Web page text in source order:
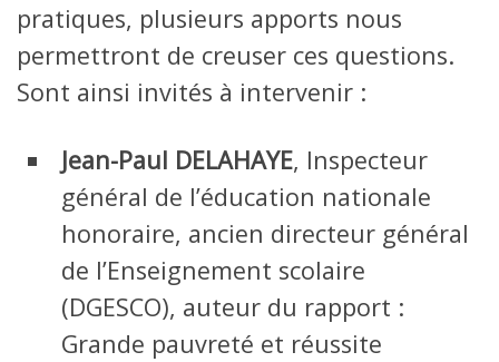
pratiques, plusieurs apports nous
permettront de creuser ces questions.
Sont ainsi invités à intervenir :
Jean-Paul DELAHAYE, Inspecteur
général de l’éducation nationale
honoraire, ancien directeur général
de l’Enseignement scolaire
(DGESCO), auteur du rapport :
Grande pauvreté et réussite